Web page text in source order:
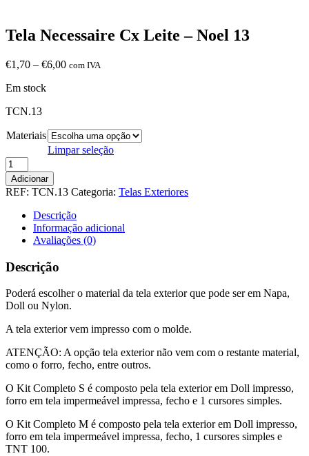
Tela Necessaire Cx Leite – Noel 13
€1,70 – €6,00Price
com IVA
Em stock
TCN.13
Materiais
Limpar seleção
Quantidade
de
Tela
Necessaire
Leite
13
Adicionar
REF: TCN.13 Categoria: Telas Exteriores
Descrição
Informação adicional
Avaliações (0)
Descrição
Poderá escolher o material da tela exterior que pode ser em Napa,
Doll ou Nylon.
A tela exterior vem impresso com o molde.
ATENÇÃO: A opção tela exterior não vem com o restante material,
como o forro, fecho, entre outros.
O Kit Completo S é composto pela tela exterior em Doll impresso,
forro em tela impermeável impressa, fecho e 1 cursores simples.
O Kit Completo M é composto pela tela exterior em Doll impresso,
forro em tela impermeável impressa, fecho, 1 cursores simples e
TNT 100.